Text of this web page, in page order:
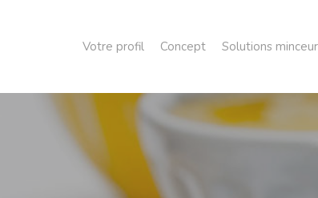
Votre profil Concept Solutions minceur